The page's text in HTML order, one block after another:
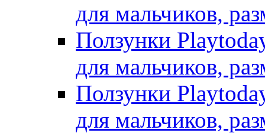
для мальчиков,
Ползунки
для мальчиков,
Ползунки
для мальчиков,